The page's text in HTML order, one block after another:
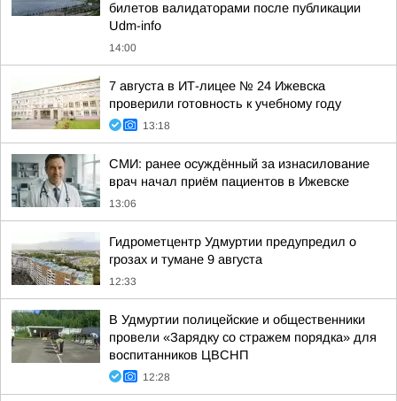
билетов валидаторами после публикации
Udm-info
14:00
7 августа в ИТ-лицее № 24 Ижевска
проверили готовность к учебному году
13:18
СМИ: ранее осуждённый за изнасилование
врач начал приём пациентов в Ижевске
13:06
Гидрометцентр Удмуртии предупредил о
грозах и тумане 9 августа
12:33
В Удмуртии полицейские и общественники
провели «Зарядку со стражем порядка» для
воспитанников ЦВСНП
12:28